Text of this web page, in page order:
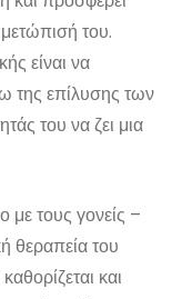
του.
είναι να
της επίλυσης των
του να ζει μια
με τους γονείς –
θεραπεία του
και